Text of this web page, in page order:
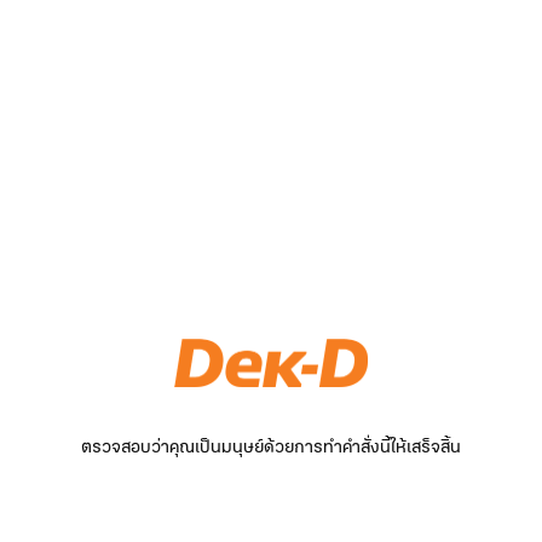
ตรวจสอบว่าคุณเป็นมนุษย์ด้วยการทำคำสั่งนี้ให้เสร็จสิ้น